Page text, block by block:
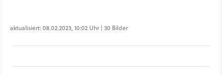
aktualisiert: 08.02.2023, 10:02 Uhr | 30 Bilder